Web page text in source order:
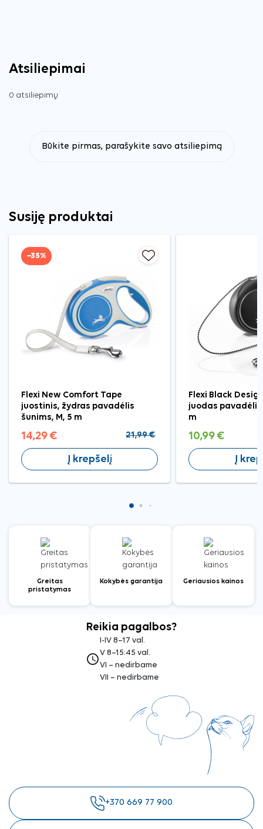
Atsiliepimai
0 atsiliepimų
Būkite pirmas, parašykite savo atsiliepimą
Susiję produktai
−35%
Flexi New Comfort Tape
juostinis, žydras pavadėlis
šunims, M, 5 m
14,29 € 21,99 €
Į krepšelį
Flexi Black
juodas pavadėlis
m
10,99 €
Į
Greitas
pristatymas
Kokybės garantija Geriausios kainos
Reikia pagalbos?
access_time
I-IV 8–17 val.
V 8–15:45 val.
VI – nedirbame
VII – nedirbame
+370 669 77 900